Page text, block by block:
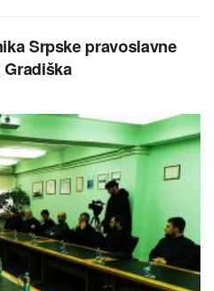
Srpske pravoslavne